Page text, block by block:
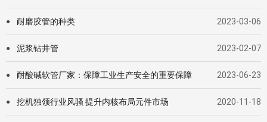
● 耐磨胶管的种类 2023-03-06
● 泥浆钻井管 2023-02-07
● 耐酸碱软管厂家：保障工业生产安全的重要保障 2023-06-23
● 挖机独领行业风骚 提升内核布局元件市场 2020-11-18